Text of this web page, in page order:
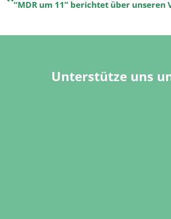
“MDR um 11” berichtet über unseren
Unterstütze uns